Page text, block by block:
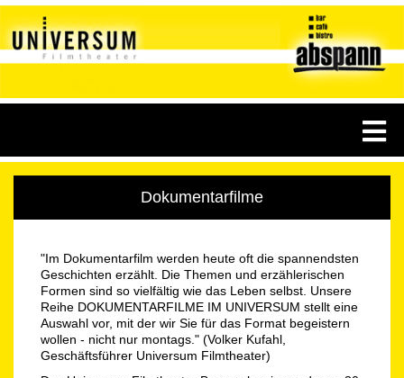
Dokumentarfilme
"Im Dokumentarfilm werden heute oft die spannendsten
Geschichten erzählt. Die Themen und erzählerischen
Formen sind so vielfältig wie das Leben selbst. Unsere
Reihe DOKUMENTARFILME IM UNIVERSUM stellt eine
Auswahl vor, mit der wir Sie für das Format begeistern
wollen - nicht nur montags." (Volker Kufahl,
Geschäftsführer Universum Filmtheater)